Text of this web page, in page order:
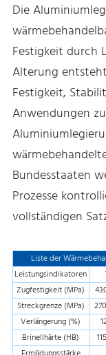
Die
Festigkeit durch
Alterung
Festigkeit,
Anwendungen
Bundesstaaten
Prozesse
vollständigen
Liste der
Leistungsindikatoren
Zugfestigkeit (MPa)
Streckgrenze (MPa)
Verlängerung (%)
Brinellhärte (HB)